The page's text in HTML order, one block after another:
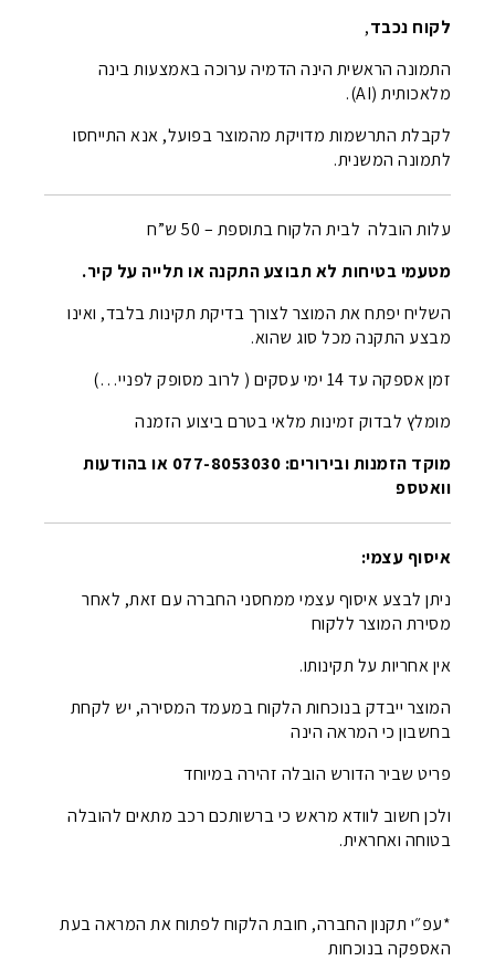
לקוח נכבד,
התמונה הראשית הינה הדמיה ערוכה באמצעות בינה
מלאכותית (AI).
לקבלת התרשמות מדויקת מהמוצר בפועל, אנא התייחסו
לתמונה המשנית.
עלות הובלה לבית הלקוח בתוספת – 50 ש”ח
מטעמי בטיחות לא תבוצע התקנה או תלייה על קיר.
השליח יפתח את המוצר לצורך בדיקת תקינות בלבד, ואינו
מבצע התקנה מכל סוג שהוא.
זמן אספקה עד 14 ימי עסקים ( לרוב מסופק לפניי…)
מומלץ לבדוק זמינות מלאי בטרם ביצוע הזמנה
מוקד הזמנות ובירורים: 077-8053030 או בהודעות
וואטספ
איסוף עצמי:
ניתן לבצע איסוף עצמי ממחסני החברה עם זאת, לאחר
מסירת המוצר ללקוח
אין אחריות על תקינותו.
המוצר ייבדק בנוכחות הלקוח במעמד המסירה, יש לקחת
בחשבון כי המראה הינה
פריט שביר הדורש הובלה זהירה במיוחד
ולכן חשוב לוודא מראש כי ברשותכם רכב מתאים להובלה
בטוחה ואחראית.
*עפ״י תקנון החברה, חובת הלקוח לפתוח את המראה בעת
האספקה בנוכחות